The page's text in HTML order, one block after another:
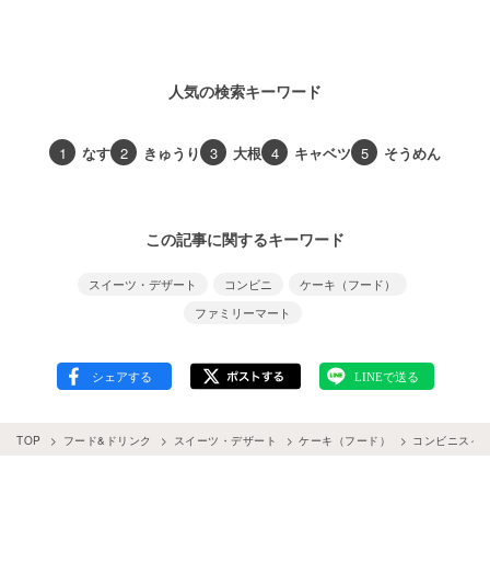
人気の検索キーワード
1 なす 2 きゅうり 3 大根 4 キャベツ 5 そうめん
この記事に関するキーワード
スイーツ・デザート コンビニ
ケーキ（フード）
ファミリーマート
TOP フード&ドリンク スイーツ・デザート ケーキ（フード） コンビニスイ